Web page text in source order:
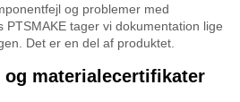
og problemer med
PTSMAKE tager vi dokumentation lige
Det er en del af produktet.
og materialecertifikater